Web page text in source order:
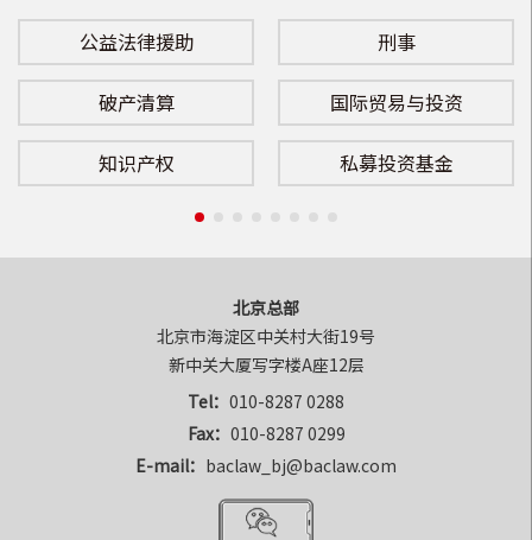
公益法律援助
破产清算
知识产权
刑事
国际贸易与投资
私募投资基金
北京总部
北京市海淀区中关村大街19号
新中关大厦写字楼A座12层
Tel： 010-8287 0288
Fax： 010-8287 0299
E-mail： baclaw_bj@baclaw.com